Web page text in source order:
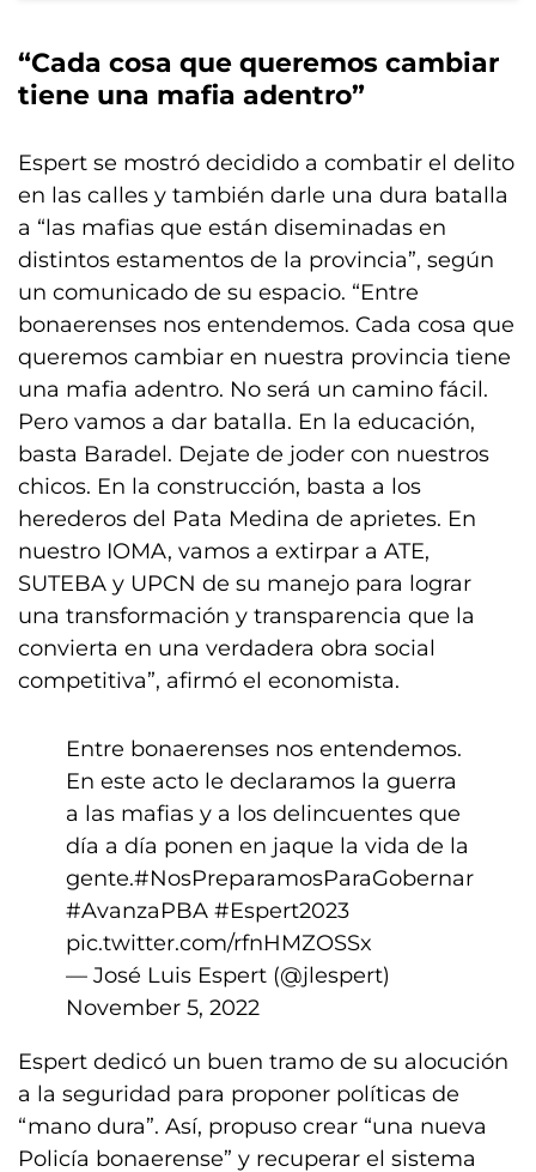
“Cada cosa que queremos cambiar
tiene una mafia adentro”
Espert se mostró decidido a combatir el delito
en las calles y también darle una dura batalla
a “las mafias que están diseminadas en
distintos estamentos de la provincia”, según
un comunicado de su espacio. “Entre
bonaerenses nos entendemos. Cada cosa que
queremos cambiar en nuestra provincia tiene
una mafia adentro. No será un camino fácil.
Pero vamos a dar batalla. En la educación,
basta Baradel. Dejate de joder con nuestros
chicos. En la construcción, basta a los
herederos del Pata Medina de aprietes. En
nuestro IOMA, vamos a extirpar a ATE,
SUTEBA y UPCN de su manejo para lograr
una transformación y transparencia que la
convierta en una verdadera obra social
competitiva”, afirmó el economista.
Entre bonaerenses nos entendemos.
En este acto le declaramos la guerra
a las mafias y a los delincuentes que
día a día ponen en jaque la vida de la
gente.#NosPreparamosParaGobernar
#AvanzaPBA #Espert2023
pic.twitter.com/rfnHMZOSSx
— José Luis Espert (@jlespert)
November 5, 2022
Espert dedicó un buen tramo de su alocución
a la seguridad para proponer políticas de
“mano dura”. Así, propuso crear “una nueva
Policía bonaerense” y recuperar el sistema